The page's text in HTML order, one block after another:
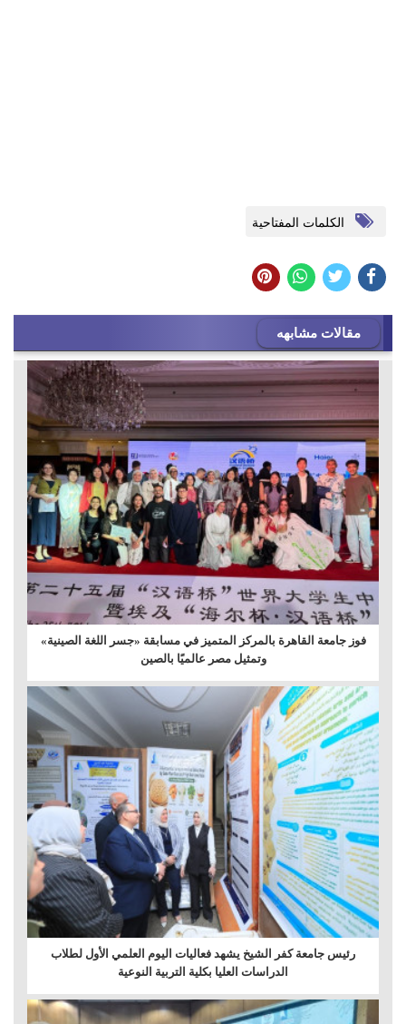
الكلمات المفتاحية
مقالات مشابهه
فوز جامعة القاهرة بالمركز المتميز في مسابقة «جسر اللغة الصينية»
وتمثيل مصر عالميًا بالصين
رئيس جامعة كفر الشيخ يشهد فعاليات اليوم العلمي الأول لطلاب
الدراسات العليا بكلية التربية النوعية